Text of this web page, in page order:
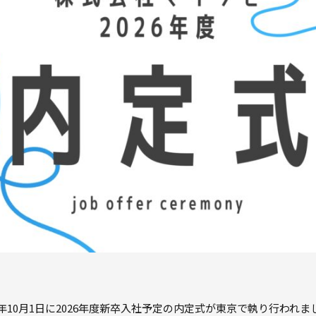
10月1日に2026年度新卒入社予定の内定式が東京で執り行われま